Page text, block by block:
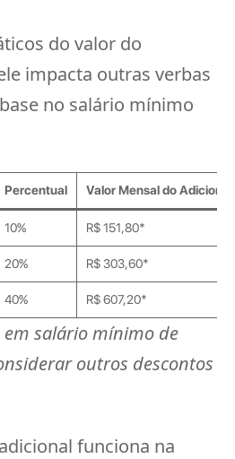
do valor do
impacta outras verbas
no salário mínimo
Percentual Valor Mensal do Adicional
10% R$ 151,80*
20% R$ 303,60*
40% R$ 607,20*
em salário mínimo de
outros descontos
funciona na